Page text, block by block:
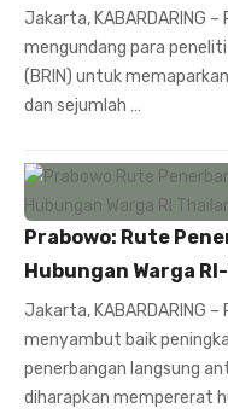
Jakarta, KABARDARING
mengundang para peneliti
(BRIN) untuk
dan sejumlah …
Prabowo: Rute
Hubungan Warga
Jakarta, KABARDARING
menyambut baik
penerbangan langsung
diharapkan mempererat